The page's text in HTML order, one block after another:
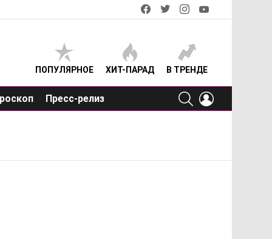
facebooktwitterinstagram
ПОПУЛЯРНОЕ ХИТ-ПАРАД В ТРЕНДЕ
Пресс-релиз
SEARCH